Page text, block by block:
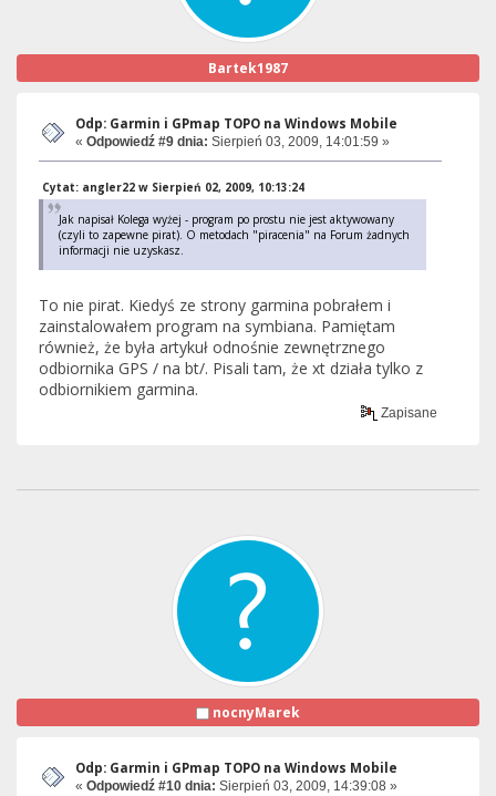
Bartek1987
Odp: Garmin i GPmap TOPO na Windows Mobile
« Odpowiedź #9 dnia: Sierpień 03, 2009, 14:01:59 »
Cytat: angler22 w Sierpień 02, 2009, 10:13:24
Jak napisał Kolega wyżej - program po prostu nie jest aktywowany
(czyli to zapewne pirat). O metodach "piracenia" na Forum żadnych
informacji nie uzyskasz.
To nie pirat. Kiedyś ze strony garmina pobrałem i
zainstalowałem program na symbiana. Pamiętam
również, że była artykuł odnośnie zewnętrznego
odbiornika GPS / na bt/. Pisali tam, że xt działa tylko z
odbiornikiem garmina.
Zapisane
nocnyMarek
Odp: Garmin i GPmap TOPO na Windows Mobile
« Odpowiedź #10 dnia: Sierpień 03, 2009, 14:39:08 »